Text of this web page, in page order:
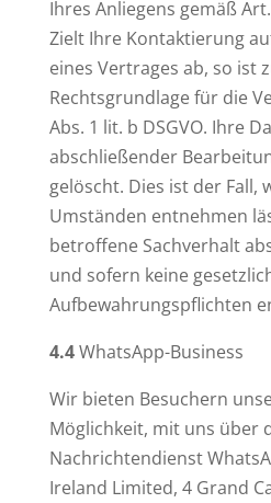
Ihres Anliegens gemäß
Zielt Ihre Kontaktierung
eines Vertrages ab, so ist
Rechtsgrundlage für die
Abs. 1 lit. b DSGVO. Ihre
abschließender
gelöscht. Dies ist der Fall,
Umständen entnehmen
betroffene Sachverhalt
und sofern keine
Aufbewahrungspflichten
4.4WhatsApp-Business
Wir bieten Besuchern
Möglichkeit, mit uns über
Nachrichtendienst
Ireland Limited, 4 Grand